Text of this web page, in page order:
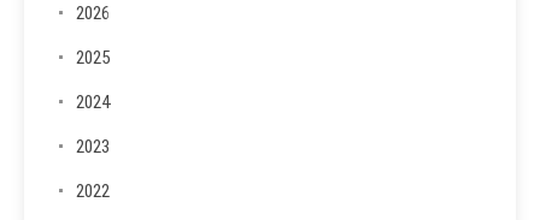
2026
2025
2024
2023
2022